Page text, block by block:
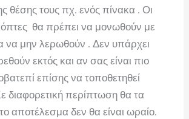
θέσης τους πχ. ενός πίνακα . Οι
θα πρέπει να μονωθούν με
να μην λερωθούν . Δεν υπάρχει
εκτός και αν σας είναι πιο
επίσης να τοποθετηθεί
διαφορετική περίπτωση θα τα
αποτέλεσμα δεν θα είναι ωραίο.